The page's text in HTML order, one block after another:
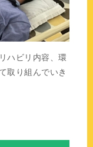
ハビリ内容、環
取り組んでいき